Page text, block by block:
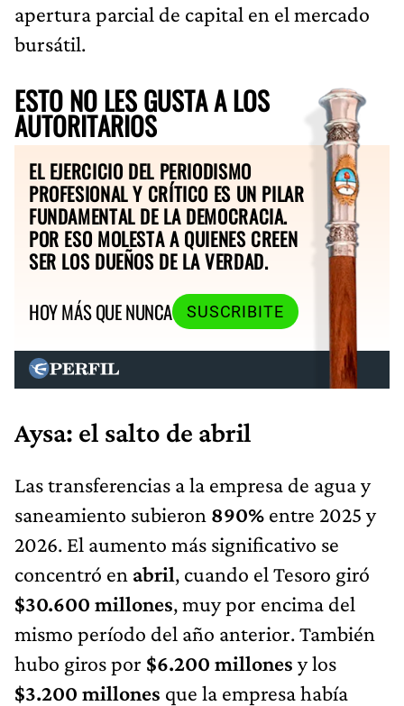
apertura parcial de capital en el mercado
bursátil.
ESTO NO LES GUSTA A LOS
AUTORITARIOS
EL EJERCICIO DEL PERIODISMO
PROFESIONAL Y CRÍTICO ES UN PILAR
FUNDAMENTAL DE LA DEMOCRACIA.
POR ESO MOLESTA A QUIENES CREEN
SER LOS DUEÑOS DE LA VERDAD.
HOY MÁS QUE NUNCA
SUSCRIBITE
Aysa: el salto de abril
Las transferencias a la empresa de agua y
saneamiento subieron 890% entre 2025 y
2026. El aumento más significativo se
concentró en abril, cuando el Tesoro giró
$30.600 millones, muy por encima del
mismo período del año anterior. También
hubo giros por $6.200 millones y los
$3.200 millones que la empresa había